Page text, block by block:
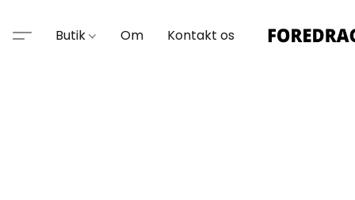
Butik Om Kontakt os